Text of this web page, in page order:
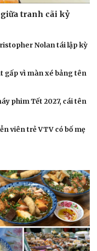
tranh cãi kỷ
Nolan tái lập kỳ
gấp vì màn xé bảng tên
phim Tết 2027, cái tên
viên trẻ VTV có bố mẹ